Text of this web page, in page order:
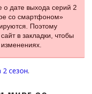
о дате выхода серий 2
со смартфоном»
Поэтому
в закладки, чтобы
2 сезон.